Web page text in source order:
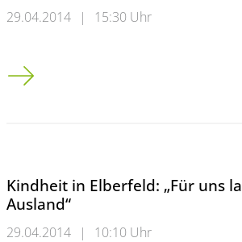
29.04.2014 | 15:30 Uhr
70-Millionen-Projekt der Uni verzögert
Kindheit in Elberfeld: „Für uns
Ausland“
29.04.2014 | 10:10 Uhr